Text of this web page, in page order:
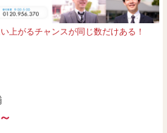
上がるチャンスが同じ数だけある！